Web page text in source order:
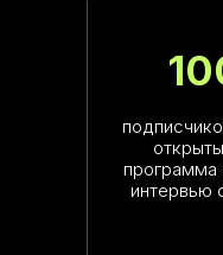
программа
интервью